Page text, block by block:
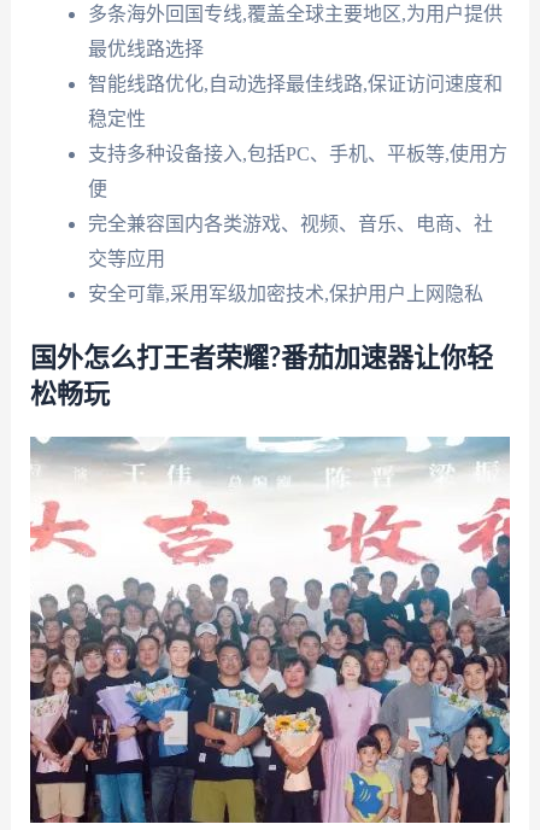
多条海外回国专线,覆盖全球主要地区,为用户提供
最优线路选择
智能线路优化,自动选择最佳线路,保证访问速度和
稳定性
支持多种设备接入,包括PC、手机、平板等,使用方
便
完全兼容国内各类游戏、视频、音乐、电商、社
交等应用
安全可靠,采用军级加密技术,保护用户上网隐私
国外怎么打王者荣耀?番茄加速器让你轻
松畅玩